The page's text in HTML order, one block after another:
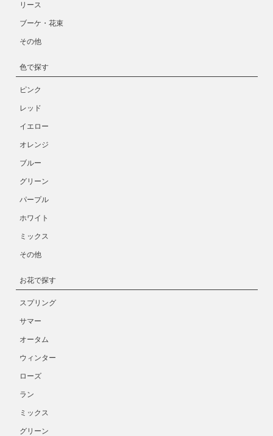
リース
ブーケ・花束
その他
色で探す
ピンク
レッド
イエロー
オレンジ
ブルー
グリーン
パープル
ホワイト
ミックス
その他
お花で探す
スプリング
サマー
オータム
ウィンター
ローズ
ラン
ミックス
グリーン